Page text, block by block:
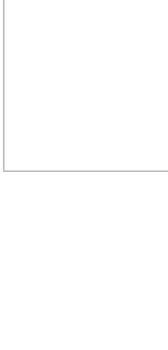
私は札幌で生ま
ここで仕事の拠
す。 これは、ブ